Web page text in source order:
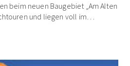
beim neuen Baugebiet „Am Alten
und liegen voll im…
I